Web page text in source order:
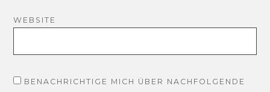
WEBSITE
BENACHRICHTIGE MICH ÜBER NACHFOLGENDE